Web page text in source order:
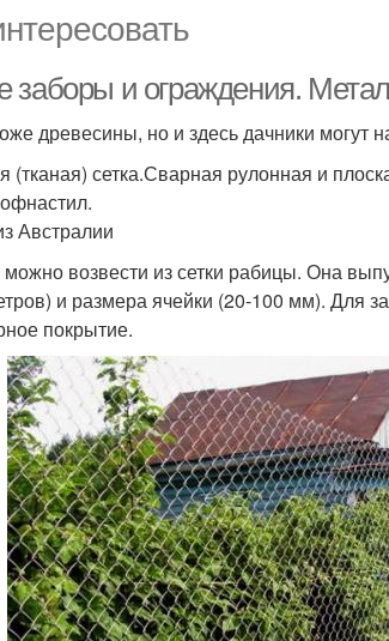
и ограждения.
древесины, но и здесь дачники могут
сетка.Сварная рулонная и
Австралии
возвести из сетки рабицы. Она
и размера ячейки (20-100 мм). Для
покрытие.